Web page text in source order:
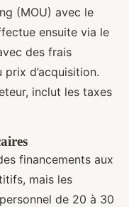
(MOU) avec le
ensuite via le
des frais
prix d’acquisition.
inclut les taxes
financements aux
mais les
de 20 à 30